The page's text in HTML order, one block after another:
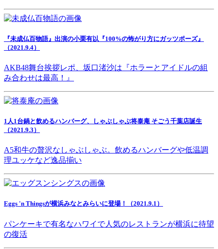
『未成仏百物語』出演の小栗有以『100%の怖がり方にガッツポーズ』
（2021.9.4）
AKB48舞台挨拶レポ、坂口渚沙は『ホラーとアイドルの組
み合わせは最高！』
1人1台鍋と飲めるハンバーグ、しゃぶしゃぶ将泰庵 そごう千葉店誕生
（2021.9.3）
A5和牛の贅沢なしゃぶしゃぶ。飲めるハンバーグや低温調
理ユッケなど逸品揃い
Eggs 'n Thingsが横浜みなとみらいに登場！（2021.9.1）
パンケーキで有名なハワイで人気のレストランが横浜に待望
の復活